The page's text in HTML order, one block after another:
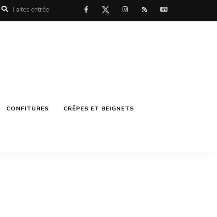
CONFITURES CRÊPES ET BEIGNETS